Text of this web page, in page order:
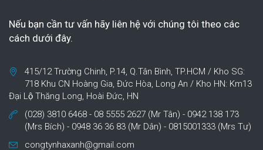
Nếu bạn cần tư vấn hãy liên hệ với chúng tôi theo các
cách dưới đây.
415/12 Trường Chinh, P.14, Q.Tân Bình, TP.HCM / Kho SG:
718 Khu CN Hoàng Gia, Đức Hòa, Long An / Kho HN: Km13
Đại Lộ Thăng Long, Hoài Đức, HN
(028) 3810 6468 - 08 5555 2627 (Mr Tân) - 0942 138 173
(Mrs Bích) - 0948 36 36 83 (Mr Dân) - 0815001333 (Mrs Tư)
congtynhaxanh@gmail.com